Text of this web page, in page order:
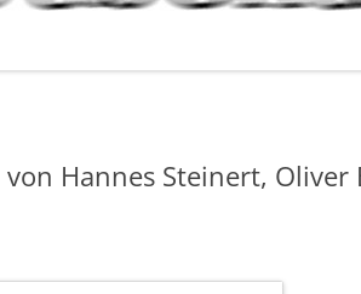
Hannes Steinert, Oliver